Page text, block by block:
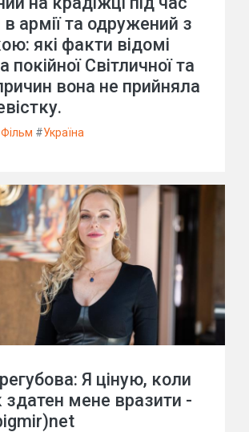
армії та одружений з
які факти відомі
покійної Світличної та
вона не прийняла
Фільм #Україна
Я ціную, коли
здатен мене вразити -